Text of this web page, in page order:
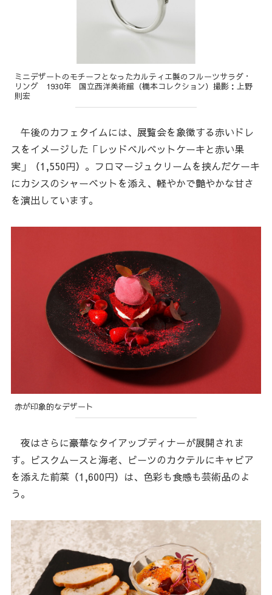
ミニデザートのモチーフとなったカルティエ製のフルーツサラダ・
リング 1930年 国立西洋美術館（橋本コレクション）撮影：上野
則宏
午後のカフェタイムには、展覧会を象徴する赤いドレ
スをイメージした「レッドベルベットケーキと赤い果
実」（1,550円）。フロマージュクリームを挟んだケーキ
にカシスのシャーベットを添え、軽やかで艶やかな甘さ
を演出しています。
赤が印象的なデザート
夜はさらに豪華なタイアップディナーが展開されま
す。ビスクムースと海老、ビーツのカクテルにキャビア
を添えた前菜（1,600円）は、色彩も食感も芸術品のよ
う。